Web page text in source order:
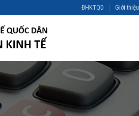
ĐHKTQD Giới thiệu